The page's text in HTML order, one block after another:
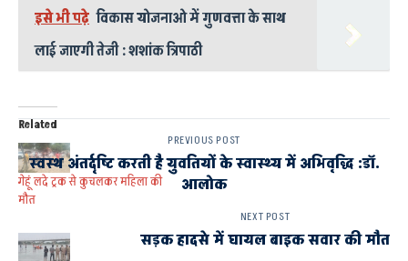
इसे भी पढ़े विकास योजनाओ में गुणवत्ता के साथ
लाई जाएगी तेजी : शशांक त्रिपाठी
Related
गेहूं लदे ट्रक से कुचलकर महिला की
मौत
PREVIOUS POST
स्वस्थ अंतर्दृष्टि करती है युवतियों के स्वास्थ्य में अभिवृद्धि :डॉ.
आलोक
NEXT POST
सड़क हादसे में घायल बाइक सवार की मौत